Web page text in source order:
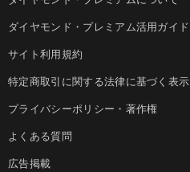
ダイヤモンド・プレミアム活用ガイド
サイト利用規約
特定商取引に関する法律に基づく表示
プライバシーポリシー・著作権
よくある質問
広告掲載